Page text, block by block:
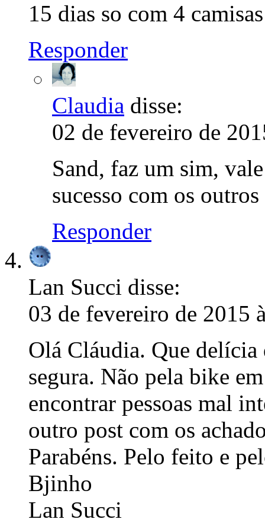
15 dias so com 4
Responder
Claudia disse:
02 de fevereiro de
Sand, faz um sim,
sucesso com os
Responder
Lan Succi disse:
03 de fevereiro de 2015
Olá Cláudia. Que delícia
segura. Não pela bike
encontrar pessoas mal
outro post com os
Parabéns. Pelo feito e
Bjinho
Lan Succi